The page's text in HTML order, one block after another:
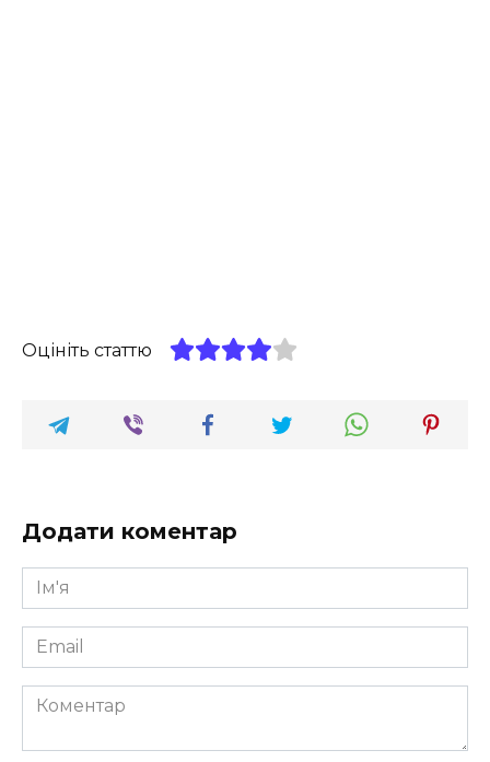
Оцініть статтю
Додати коментар
Ім'я
*
Email
*
Коментар